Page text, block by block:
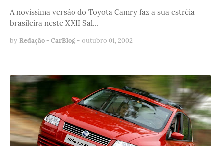
A novíssima versão do Toyota Camry faz a sua estréia
brasileira neste XXII Sal…
by Redação - CarBlog - outubro 01, 2002